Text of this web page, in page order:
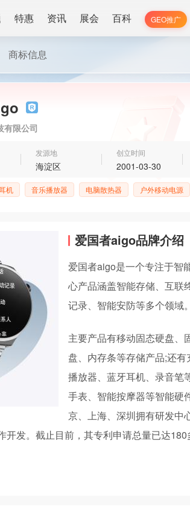
特惠 资讯 展会 百科 GEO推广
有限公司
发源地
海淀区
创立时间
2001-03-30
机 音乐播放器 电脑散热器 户外移动电源
商标信息
爱国者aigo品牌介绍
爱国者aigo是一个专注于智
心产品涵盖智能存储、互联
记录、智能安防等多个领域。
主要产品有移动固态硬盘、
盘、内存条等存储产品;还
播放器、蓝牙耳机、录音笔
手表、智能按摩器等智能硬
京、上海、深圳拥有研发中
发。截止目前，其专利申请总量已达